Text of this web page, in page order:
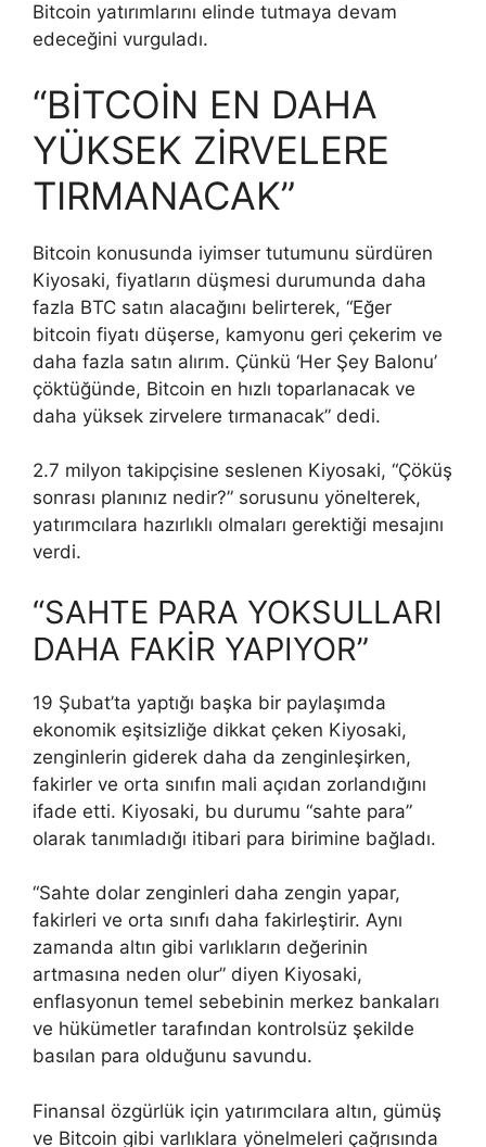
Bitcoin yatırımlarını elinde tutmaya devam
edeceğini vurguladı.
“BİTCOİN EN DAHA
YÜKSEK ZİRVELERE
TIRMANACAK”
Bitcoin konusunda iyimser tutumunu sürdüren
Kiyosaki, fiyatların düşmesi durumunda daha
fazla BTC satın alacağını belirterek, “Eğer
bitcoin fiyatı düşerse, kamyonu geri çekerim ve
daha fazla satın alırım. Çünkü ‘Her Şey Balonu’
çöktüğünde, Bitcoin en hızlı toparlanacak ve
daha yüksek zirvelere tırmanacak” dedi.
2.7 milyon takipçisine seslenen Kiyosaki, “Çöküş
sonrası planınız nedir?” sorusunu yönelterek,
yatırımcılara hazırlıklı olmaları gerektiği mesajını
verdi.
“SAHTE PARA YOKSULLARI
DAHA FAKİR YAPIYOR”
19 Şubat’ta yaptığı başka bir paylaşımda
ekonomik eşitsizliğe dikkat çeken Kiyosaki,
zenginlerin giderek daha da zenginleşirken,
fakirler ve orta sınıfın mali açıdan zorlandığını
ifade etti. Kiyosaki, bu durumu “sahte para”
olarak tanımladığı itibari para birimine bağladı.
“Sahte dolar zenginleri daha zengin yapar,
fakirleri ve orta sınıfı daha fakirleştirir. Aynı
zamanda altın gibi varlıkların değerinin
artmasına neden olur” diyen Kiyosaki,
enflasyonun temel sebebinin merkez bankaları
ve hükümetler tarafından kontrolsüz şekilde
basılan para olduğunu savundu.
Finansal özgürlük için yatırımcılara altın, gümüş
ve Bitcoin gibi varlıklara yönelmeleri çağrısında